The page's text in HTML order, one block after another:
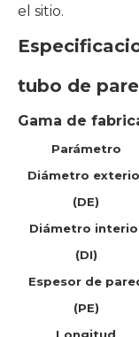
el sitio.
tubo de
Gama de
Parámetro
Diámetro
(DE)
Diámetro
(DI)
Espesor de
(PE)